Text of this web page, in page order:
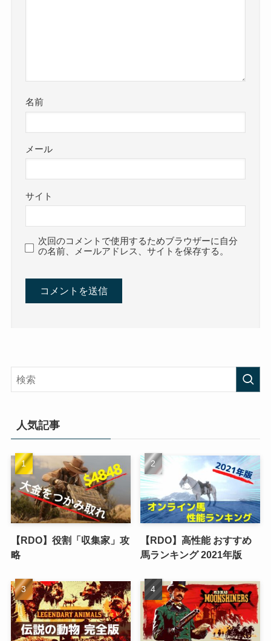
名前
メール
サイト
次回のコメントで使用するためブラウザーに自分
の名前、メールアドレス、サイトを保存する。
人気記事
【RDO】役割「収集家」攻
略
【RDO】高性能 おすすめ
馬ランキング 2021年版